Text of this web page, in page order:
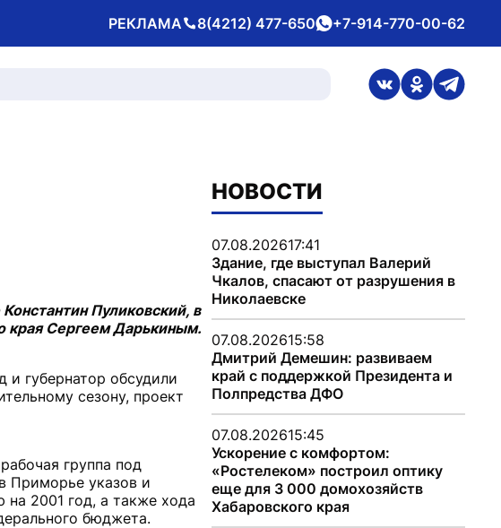
РЕКЛАМА
Телефон 8(4212) 477-650whatsApp
+7-914-770-00-62
ссылка на
ссылка на
Пуликовский, в
края Сергеем Дарькиным.
и губернатор обсудили
сезону, проект
группа под
Приморье указов и
на 2001 год, а также хода
бюджета.
НОВОСТИ
07.08.202617:41
Здание, где выступал Валерий
Чкалов, спасают от разрушения в
Николаевске
07.08.202615:58
Дмитрий Демешин: развиваем
край с поддержкой Президента и
Полпредства ДФО
07.08.202615:45
Ускорение с комфортом:
«Ростелеком» построил оптику
еще для 3 000 домохозяйств
Хабаровского края